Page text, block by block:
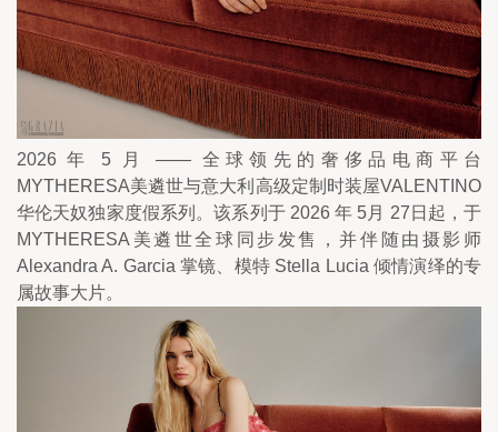
2026 年 5 月 —— 全球领先的奢侈品电商平台
MYTHERESA美遴世与意大利高级定制时装屋VALENTINO
华伦天奴独家度假系列。该系列于 2026 年 5月 27日起，于
MYTHERESA美遴世全球同步发售，并伴随由摄影师
Alexandra A. Garcia 掌镜、模特 Stella Lucia 倾情演绎的专
属故事大片。